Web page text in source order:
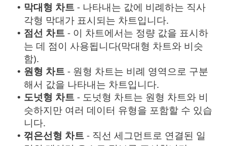
• 막대형 차트 - 나타내는 값에 비례하는 직사
각형 막대가 표시되는 차트입니다.
• 점선 차트 - 이 차트에서는 정량 값을 표시하
는 데 점이 사용됩니다(막대형 차트와 비슷
함).
• 원형 차트 - 원형 차트는 비례 영역으로 구분
해서 값을 나타내는 차트입니다.
• 도넛형 차트 - 도넛형 차트는 원형 차트와 비
슷하지만 여러 데이터 유형을 포함할 수 있습
니다.
• 꺾은선형 차트 - 직선 세그먼트로 연결된 일